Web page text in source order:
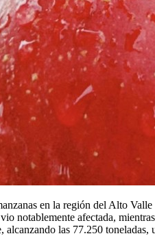
en la región del Alto
notablemente afectada,
las 77.250 toneladas,